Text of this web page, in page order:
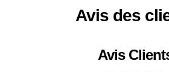
Avis des
Avis